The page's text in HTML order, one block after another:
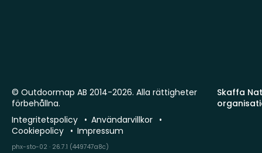
Skaffa
© Outdoormap AB 2014-2026. Alla rättigheter
förbehållna.
Integritetspolicy
Användarvillkor
Cookiepolicy
Impressum
phx-sto-02 · 26.7.1 (449747a8c)